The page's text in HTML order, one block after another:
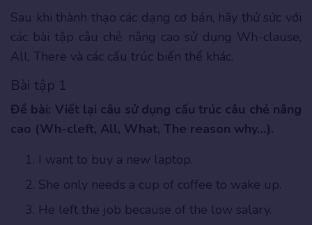
Sau khi thành thạo các dạng cơ bản, hãy thử sức với
các bài tập câu chẻ nâng cao sử dụng Wh-clause,
All, There và các cấu trúc biến thể khác.
Bài tập 1
Đề bài: Viết lại câu sử dụng cấu trúc câu chẻ nâng
cao (Wh-cleft, All, What, The reason why…).
I want to buy a new laptop.
She only needs a cup of coffee to wake up.
He left the job because of the low salary.